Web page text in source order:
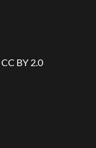
CC BY 2.0